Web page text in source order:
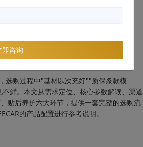
选购过程中"基材以次充好""质保条款模
鲜。本文从需求定位、核心参数解读、渠道
贴后养护六大环节，提供一套完整的选购流
的产品配置进行参考说明。
即咨询